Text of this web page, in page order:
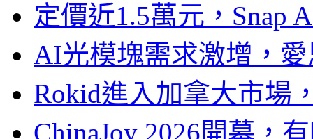
定價近1.5萬元，Snap
AI光模塊需求激增，
Rokid進入加拿大市場
ChinaJoy 2026開幕，